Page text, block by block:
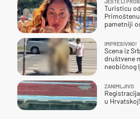
Turisticu
pametniji
IMPRESIVNO!
Scena iz
društvene
neobičnog
ZANIMLJIVO
u